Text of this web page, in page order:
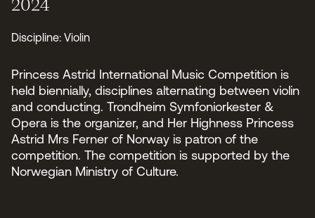
Bærekraft & samfunn
Opera
TSO talent
Jobbe hos oss
Samarbeidspartnere
Nyheter
2024
Discipline: Violin
Princess Astrid International Music Competition is
held biennially, disciplines alternating between violin
and conducting. Trondheim Symfoniorkester &
Opera is the organizer, and Her Highness Princess
Astrid Mrs Ferner of Norway is patron of the
competition. The competition is supported by the
Norwegian Ministry of Culture.